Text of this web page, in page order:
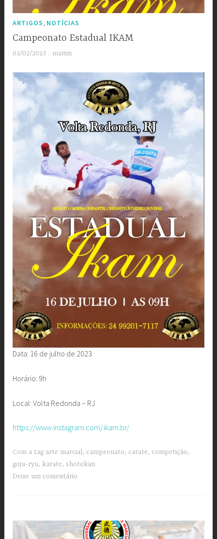
ARTIGOS NOTÍCIAS
Campeonato Estadual IKAM
02/02/2023 marim
Data: 16 de julho de 2023
Horário: 9h
Local: Volta Redonda – RJ
https://www.instagram.com/ikam.br/
Com a tag arte marcial, campeonato, carate, competição,
goju-ryu, karate,shotokan
Deixe um comentário